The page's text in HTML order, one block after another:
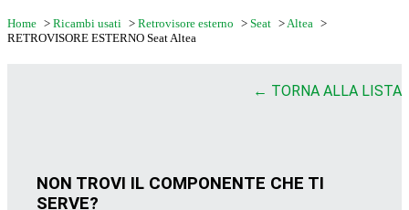
Home > Ricambi usati > Retrovisore esterno > Seat >Altea >
RETROVISORE ESTERNO Seat Altea
← TORNA ALLA LISTA
NON TROVI IL COMPONENTE CHE TI
SERVE?